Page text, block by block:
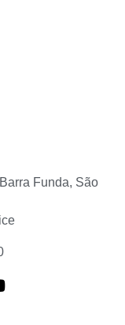
Funda, São